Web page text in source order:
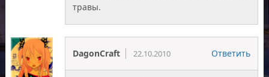
травы.
DagonCraft 22.10.2010 Ответить